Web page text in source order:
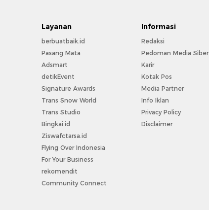
Layanan
berbuatbaik.id
Pasang Mata
Adsmart
detikEvent
Signature Awards
Trans Snow World
Trans Studio
Bingkai.id
Ziswafctarsa.id
Flying Over Indonesia
For Your Business
rekomendit
Community Connect
Informasi
Redaksi
Pedoman Media Siber
Karir
Kotak Pos
Media Partner
Info Iklan
Privacy Policy
Disclaimer